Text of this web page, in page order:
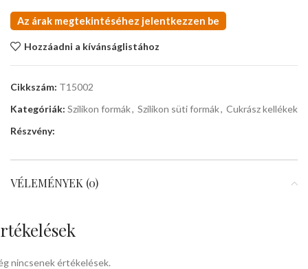
Az árak megtekintéséhez jelentkezzen be
Hozzáadni a kívánságlistához
Cikkszám: T15002
Kategóriák: Szilikon formák, Szilikon süti formák, Cukrász kellékek
Részvény:
VÉLEMÉNYEK (0)
nincsenek értékelések.